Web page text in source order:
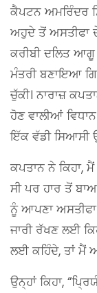
ਕੈਪਟਨ ਅਮਰਿੰਦਰ
ਅਹੁਦੇ ਤੋਂ ਅਸਤੀਫਾ
ਕਰੀਬੀ ਦਲਿਤ ਆਗੂ
ਮੰਤਰੀ ਬਣਾਇਆ
ਚੁੱਕੀ। ਨਾਰਾਜ਼
ਹੋਣ ਵਾਲੀਆਂ
ਇੱਕ ਵੱਡੀ ਸਿਆਸੀ
ਕਪਤਾਨ ਨੇ ਕਿਹਾ,
ਸੀ ਪਰ ਹਾਰ ਤੋਂ
ਨੂੰ ਆਪਣਾ
ਜਾਰੀ ਰੱਖਣ ਲਈ
ਲਈ ਕਹਿੰਦੇ, ਤਾਂ ਮੈਂ
ਉਨ੍ਹਾਂ ਕਿਹਾ,